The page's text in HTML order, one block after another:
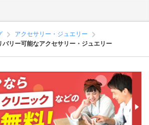
アクセサリー・ジュエリー
リー可能なアクセサリー・ジュエリー